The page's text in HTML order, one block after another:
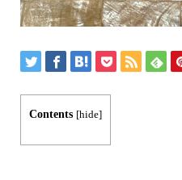
Contents [hide]